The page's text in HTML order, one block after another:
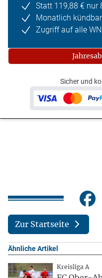
Statt 119,88 € nur
Monatlich
Zugriff auf alle
Sicher und
Zur Startseite
Ähnliche Artikel
Kreisliga A